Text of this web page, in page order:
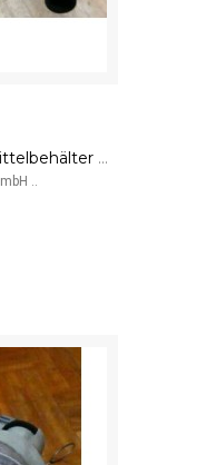
Ausgleichsbehälter Kühlmittelbehälter Renault Laguna 1 7700823704
..